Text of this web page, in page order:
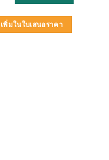
เพิ่มในใบเสนอราคา